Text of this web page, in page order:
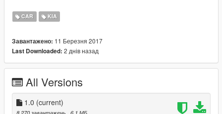
X64e
CAR KIA
Завантажено: 11 Березня 2017
Last Downloaded: 2 днів назад
All Versions
1.0 (current)
8 270 завантажень , 6,1 МБ